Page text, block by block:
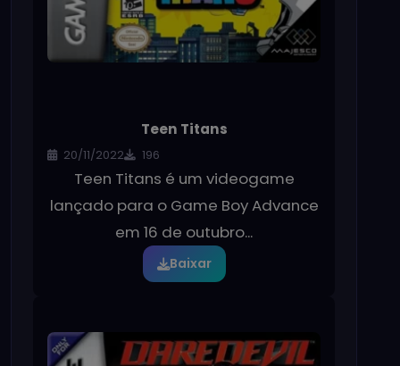
Teen Titans
20/11/2022 196
Teen Titans é um videogame
lançado para o Game Boy Advance
em 16 de outubro...
Baixar